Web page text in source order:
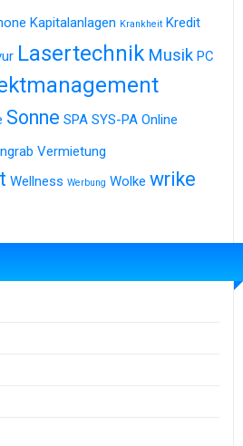
Kapitalanlagen Krankheit Kredit
Lasertechnik Musik PC
Sonne SPA SYS-PA Online
Vermietung
Wellness Werbung Wolke wrike